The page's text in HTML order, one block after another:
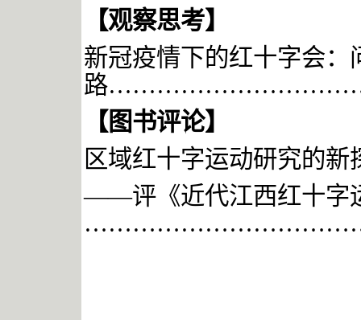
【观察思考】
新冠疫情下的红十字会：
路
【图书评论】
区域红十字运动研究的新
——评《近代江西红十字